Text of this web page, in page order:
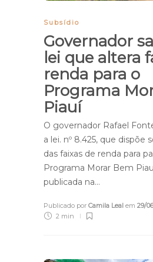
Subsídio
Governador
lei que altera
renda para o
Programa
Piauí
O governador Rafael
a lei. nº 8.425, que dispõe
das faixas de renda para
Programa Morar Bem
publicada na…
Publicado por Camila Leal em 29/
2 min